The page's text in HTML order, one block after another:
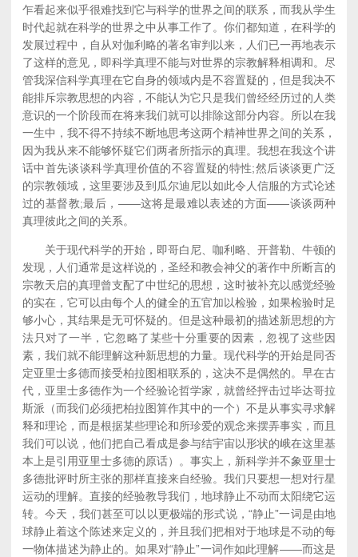
乍看起来似乎很难找到它与科学的世界之间的联系，而我从学生
时代起就在科学的世界之中从事工作了。你们都知道，在科学的
发展过程中，自从对伽利略的著名审判以来，人们已一再地表示
了这样的意见，即科学真理不能与对世界的宗教解释相调和。尽
管我深信科学真理在它自身的领域内是不容置疑的，但是我决不
能排斥宗教思想的内容，不能认为它只是我们曾经经历过的人类
意识的一个阶段而在将来我们就可以排除这部分内容。所以在我
一生中，我不得不持续不断地思考这两个精神世界之间的关系，
因为我从来不能够怀疑它们两者所指示的真理。我想在我这个讲
话中首先谈谈科学真理价值的不容置疑的特性;然后谈谈更广泛
的宗教领域，这里要涉及到瓜尔迪尼以如此令人信服的方式论述
过的基督教;最后，——这将是最难以表述的方面——谈谈两种
真理彼此之间的关系。
关于现代科学的开始，即哥白尼、咖利略、开普勒、牛顿的
发现，人们通常是这样说的，圣经和教会神父的著作中所断言的
宗教天启的真理曾支配了中世纪的思想，这时被补充以感觉经验
的实在，它可以由每个人的健全的五官加以检验，如果检验时足
够小心，其结果是无可怀疑的。但是这种最初的描述新思想的方
法只对了一半，它忽略了某些十分重要的因素，忽视了这些因
素，我们就不能理解这种新思想的力量。现代科学的开始是同否
定亚里士多德而接受柏拉图相联系的，这决不是偶然的。早在古
代，亚里士多德作为一个经验论哲学家，就曾经抨击过毕达哥拉
斯派（而我们必须把柏拉图算作其中的一个）不是从事实寻求解
释和理论，而是根据某些理论和所珍爱的观念来摆弄事实，而且
我们可以说，他们把自己看成是参与结宇宙以形状的峨在这里基
本上是引用亚里士多德的原话）。事实上，新科学并不象亚里士
多德批评时所主张的那样直接来自经验。我们只要想一想对行星
运动的理解。直接的经验教导我们，地球静止不动而太阳绕它运
转。今天，我们甚至可以以更极端的形式说，“静止”一词是由地
球静止着这个陈述来定义的，并且我们把相对于地球是不动的每
一物体描述为静止的。如果对“静止”一词作如此理解——而这是